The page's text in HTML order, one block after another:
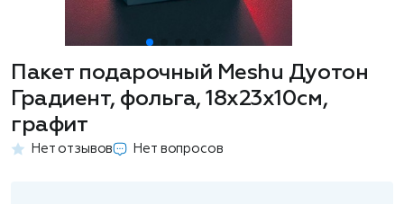
Пакет подарочный Meshu Дуотон
Градиент, фольга, 18х23х10см,
графит
Нет отзывов Нет вопросов